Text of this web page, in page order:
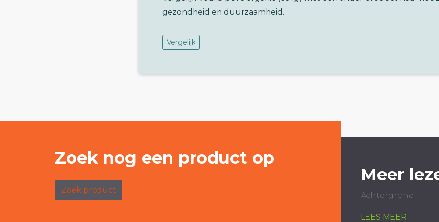
gezondheid en duurzaamheid.
Vergelijk
Zoek nog een product op
Zoek product
Meer
Achtergrond
LEES MEER